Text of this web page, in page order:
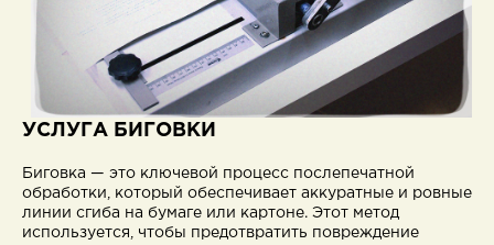
УСЛУГА БИГОВКИ
Биговка — это ключевой процесс послепечатной
обработки, который обеспечивает аккуратные и ровные
линии сгиба на бумаге или картоне. Этот метод
используется, чтобы предотвратить повреждение